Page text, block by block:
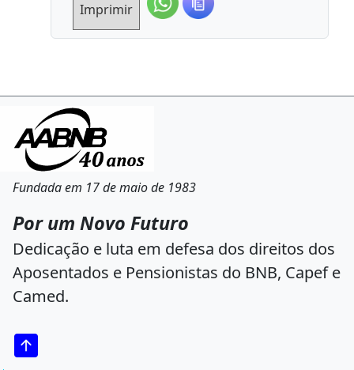
Imprimir
Fundada em 17 de maio de 1983
Por um Novo Futuro
Dedicação e luta em defesa dos direitos dos
Aposentados e Pensionistas do BNB, Capef e
Camed.